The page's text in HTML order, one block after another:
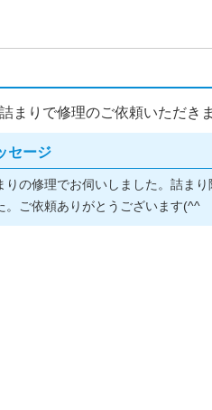
まりで修理のご依頼いただき
セージ
りの修理でお伺いしました。詰ま
。ご依頼ありがとうございます(^^ゞ